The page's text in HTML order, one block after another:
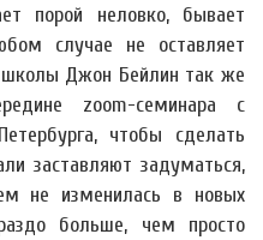
порой неловко, бывает
случае не оставляет
школы Джон Бейлин так же
zoom-семинара с
чтобы сделать
заставляют задуматься,
не изменилась в новых
больше, чем просто